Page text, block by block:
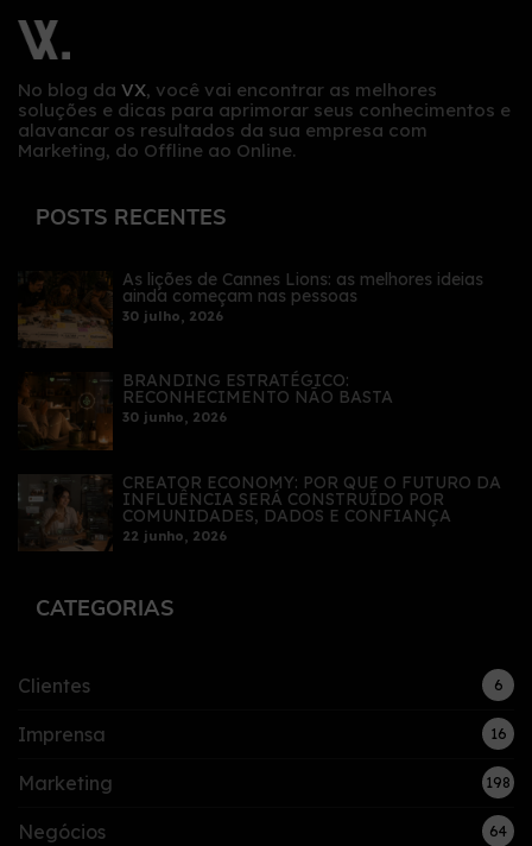
No blog da VX, você vai encontrar as melhores
soluções e dicas para aprimorar seus conhecimentos e
alavancar os resultados da sua empresa com
Marketing, do Offline ao Online.
POSTS RECENTES
As lições de Cannes Lions: as melhores ideias
ainda começam nas pessoas
30 julho, 2026
BRANDING ESTRATÉGICO:
RECONHECIMENTO NÃO BASTA
30 junho, 2026
CREATOR ECONOMY: POR QUE O FUTURO DA
INFLUÊNCIA SERÁ CONSTRUÍDO POR
COMUNIDADES, DADOS E CONFIANÇA
22 junho, 2026
CATEGORIAS
Clientes 6
Imprensa 16
Marketing 198
Negócios 64